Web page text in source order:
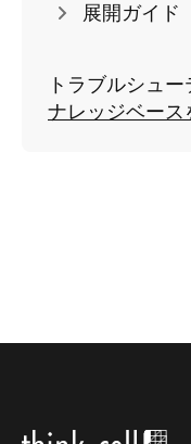
展開ガイド
トラブルシュ
ナレッジベース